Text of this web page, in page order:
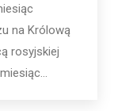
na Królową
rosyjskiej